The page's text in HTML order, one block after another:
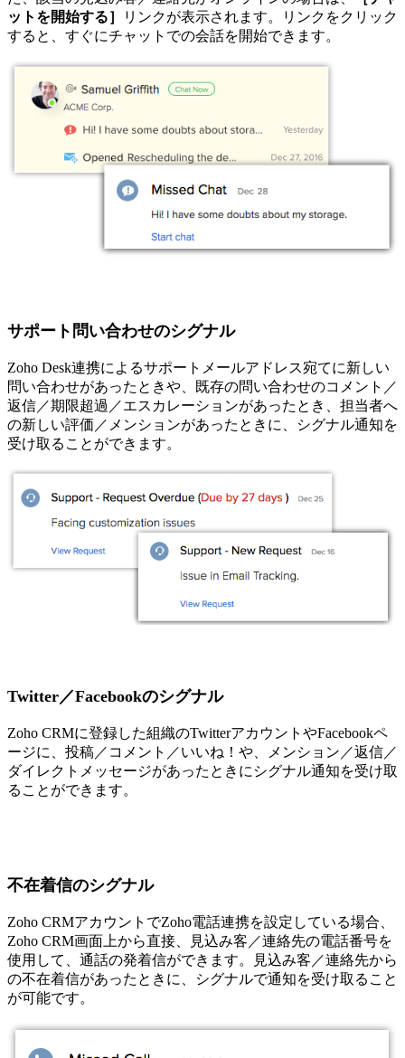
ットを開始する］
リンクが表示されます。リンクをクリック
すると、すぐにチャットでの会話を開始できます。
サポート問い合わせのシグナル
Zoho Desk連携によるサポートメールアドレス宛てに新しい
問い合わせがあったときや、既存の問い合わせのコメント／
返信／期限超過／エスカレーションがあったとき、担当者へ
の新しい評価／メンションがあったときに、シグナル通知を
受け取ることができます。
Twitter／Facebookのシグナル
Zoho CRMに登録した組織のTwitterアカウントやFacebookペ
ージに、投稿／コメント／いいね！や、メンション／返信／
ダイレクトメッセージがあったときにシグナル通知を受け取
ることができます。
不在着信のシグナル
Zoho CRMアカウントでZoho電話連携を設定している場合、
Zoho CRM画面上から直接、見込み客／連絡先の電話番号を
使用して、通話の発着信ができます。見込み客／連絡先から
の不在着信があったときに、シグナルで通知を受け取ること
が可能です。